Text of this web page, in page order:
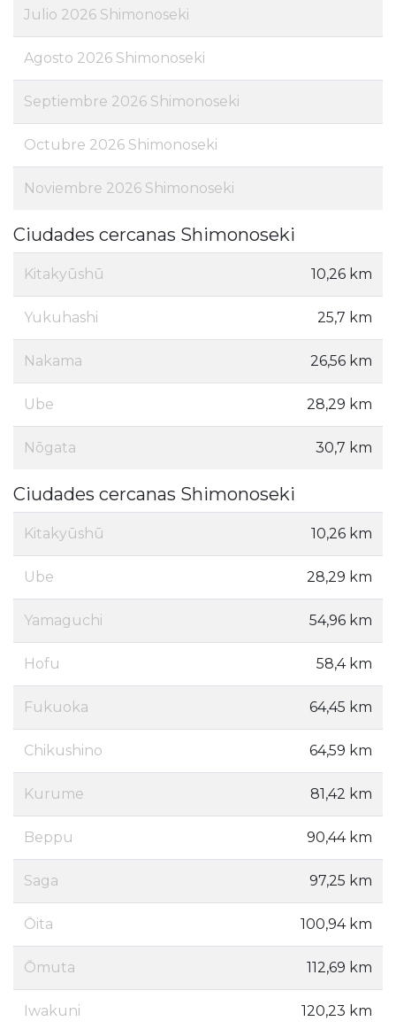
Julio 2026 Shimonoseki
Agosto 2026 Shimonoseki
Septiembre 2026 Shimonoseki
Octubre 2026 Shimonoseki
Noviembre 2026 Shimonoseki
Ciudades cercanas Shimonoseki
Kitakyūshū 10,26 km
Yukuhashi 25,7 km
Nakama 26,56 km
Ube 28,29 km
Nōgata 30,7 km
Ciudades cercanas Shimonoseki
Kitakyūshū 10,26 km
Ube 28,29 km
Yamaguchi 54,96 km
Hofu 58,4 km
Fukuoka 64,45 km
Chikushino 64,59 km
Kurume 81,42 km
Beppu 90,44 km
Saga 97,25 km
Ōita 100,94 km
Ōmuta 112,69 km
Iwakuni 120,23 km